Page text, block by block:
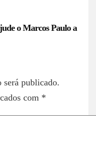
o Marcos Paulo a
será publicado.
com *